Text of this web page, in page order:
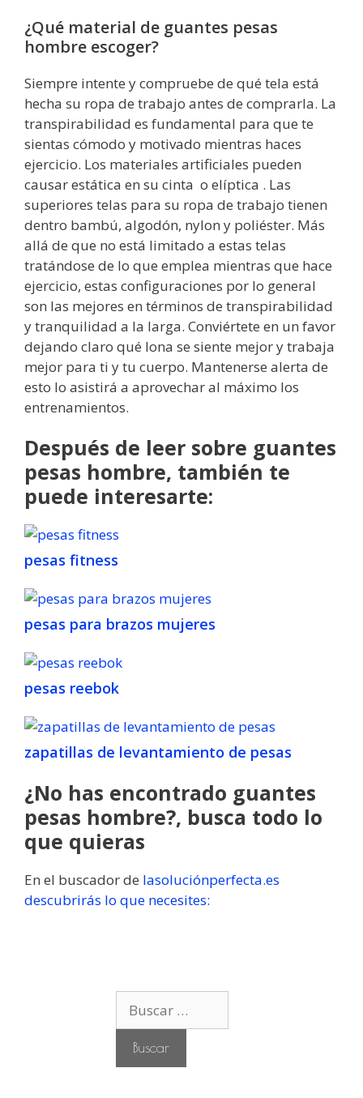
¿Qué material de guantes pesas
hombre escoger?
Siempre intente y compruebe de qué tela está
hecha su ropa de trabajo antes de comprarla. La
transpirabilidad es fundamental para que te
sientas cómodo y motivado mientras haces
ejercicio. Los materiales artificiales pueden
causar estática en su cinta o elíptica . Las
superiores telas para su ropa de trabajo tienen
dentro bambú, algodón, nylon y poliéster. Más
allá de que no está limitado a estas telas
tratándose de lo que emplea mientras que hace
ejercicio, estas configuraciones por lo general
son las mejores en términos de transpirabilidad
y tranquilidad a la larga. Conviértete en un favor
dejando claro qué lona se siente mejor y trabaja
mejor para ti y tu cuerpo. Mantenerse alerta de
esto lo asistirá a aprovechar al máximo los
entrenamientos.
Después de leer sobre guantes
pesas hombre, también te
puede interesarte:
pesas fitness
pesas para brazos mujeres
pesas reebok
zapatillas de levantamiento de pesas
¿No has encontrado guantes
pesas hombre?, busca todo lo
que quieras
En el buscador de lasoluciónperfecta.es
descubrirás lo que necesites: